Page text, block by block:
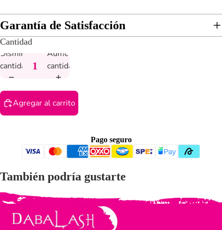
Daba Mascara
Garantía de Satisfacción
Cantidad
Disminuir
cantidad
Aumentar
cantidad
Agregar al carrito
Pago seguro
También podría gustarte